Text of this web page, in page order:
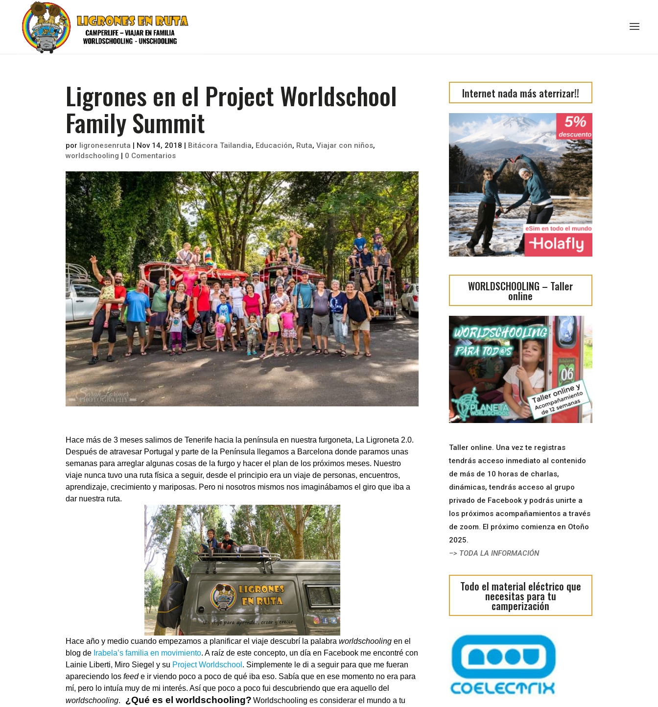
Ligrones en el Project Worldschool
Family Summit
por ligronesenruta | Nov 14, 2018 | Bitácora Tailandia, Educación, Ruta,Viajar con niños,
worldschooling | 0 Comentarios
Hace más de 3 meses salimos de Tenerife hacia la península en nuestra furgoneta, La Ligroneta 2.0.
Después de atravesar Portugal y parte de la Península llegamos a Barcelona donde paramos unas
semanas para arreglar algunas cosas de la furgo y hacer el plan de los próximos meses. Nuestro
viaje nunca tuvo una ruta física a seguir, desde el principio era un viaje de personas, encuentros,
aprendizaje, crecimiento y mariposas. Pero ni nosotros mismos nos imaginábamos el giro que iba a
dar nuestra ruta.
Hace año y medio cuando empezamos a planificar el viaje descubrí la palabraworldschoolingen el
blog de Irabela’s familia en movimiento. A raíz de este concepto, un día en Facebook me encontré con
Lainie Liberti, Miro Siegel y su Project Worldschool . Simplemente le di a seguir para que me fueran
apareciendo losfeede ir viendo poco a poco de qué iba eso. Sabía que en ese momento no era para
mí, pero lo intuía muy de mi interés. Así que poco a poco fui descubriendo que era aquello del
worldschooling. ¿Qué es el worldschooling? Worldschooling es considerar el mundo a tu
Internet nada más aterrizar!!
WORLDSCHOOLING – Taller
online
Taller online. Una vez te registras
tendrás acceso inmediato al contenido
de más de 10 horas de charlas,
dinámicas, tendrás acceso al grupo
privado de Facebook y podrás unirte a
los próximos acompañamientos a través
de zoom. El próximo comienza en Otoño
2025.
–> TODA LA INFORMACIÓN
Todo el material eléctrico que
necesitas para tu
camperización